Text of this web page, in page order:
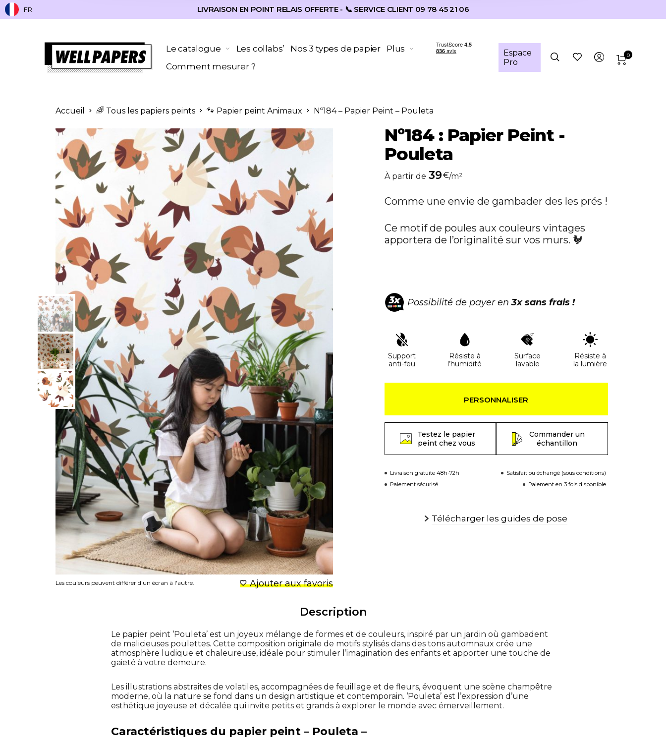
FR LIVRAISON EN POINT RELAIS OFFERTE - 📞 SERVICE CLIENT 09 78 45 21 06
Le catalogue Les collabs’ Nos 3 types de papier
Plus
Comment mesurer ?
Espace
Pro
0
Accueil 🌈 Tous les papiers peints 🐾 Papier peint Animaux Nº184 – Papier Peint – Pouleta
Les couleurs peuvent différer d'un écran à l'autre. Ajouter aux favoris
Nº184 : Papier Peint -
Pouleta
À partir de 39€/m²
Comme une envie de gambader des les prés !
Ce motif de poules aux couleurs vintages
apportera de l’originalité sur vos murs. 🐓
Possibilité de payer en3x sans frais !
Support
anti-feu
Résiste à
l’humidité
Surface
lavable
Résiste à
la lumière
PERSONNALISER
Testez le papier
peint chez vous
Commander un
échantillon
Livraison gratuite 48h-72h
Satisfait ou échangé (sous conditions)
Paiement sécurisé
Paiement en 3 fois disponible
Télécharger les guides de pose
Description
Le papier peint ‘Pouleta’ est un joyeux mélange de formes et de couleurs, inspiré par un jardin où gambadent
de malicieuses poulettes. Cette composition originale de motifs stylisés dans des tons automnaux crée une
atmosphère ludique et chaleureuse, idéale pour stimuler l’imagination des enfants et apporter une touche de
gaieté à votre demeure.
Les illustrations abstraites de volatiles, accompagnées de feuillage et de fleurs, évoquent une scène champêtre
moderne, où la nature se fond dans un design artistique et contemporain. ‘Pouleta’ est l’expression d’une
esthétique joyeuse et décalée qui invite petits et grands à explorer le monde avec émerveillement.
Caractéristiques du papier peint – Pouleta –